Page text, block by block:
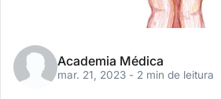
Academia Médica
mar. 21, 2023 - 2 min de leitura